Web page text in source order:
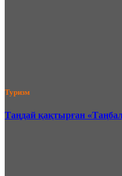
Туризм
Таңдай қақтырған